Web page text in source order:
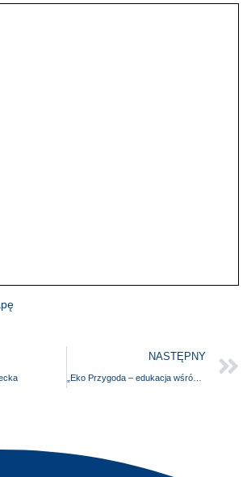
NASTĘPNY
„Eko Przygoda – edukacja wśród natury”